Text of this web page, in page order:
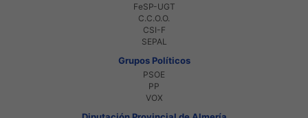
FeSP-UGT
C.C.O.O.
CSI-F
SEPAL
Grupos Políticos
PSOE
PP
VOX